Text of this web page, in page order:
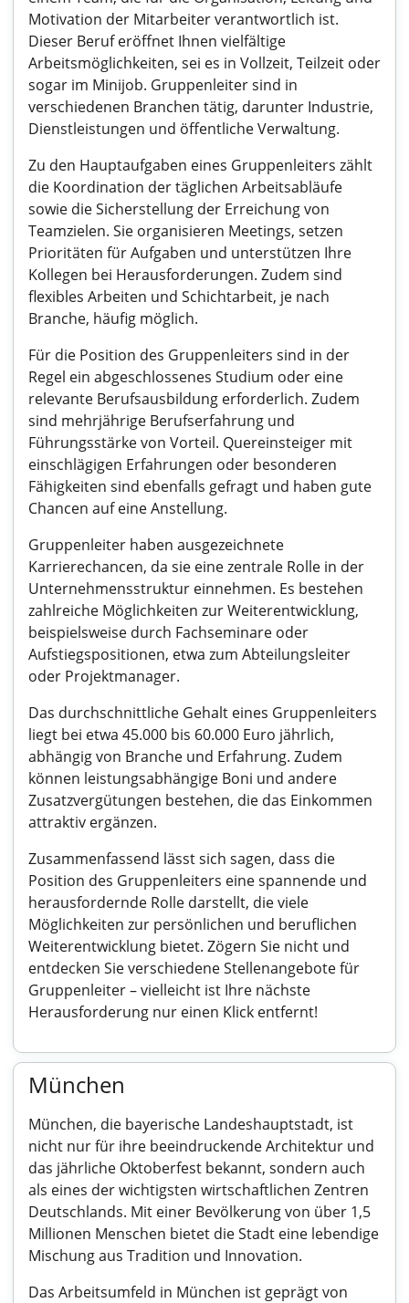
Motivation der Mitarbeiter verantwortlich ist.
Dieser Beruf eröffnet Ihnen vielfältige
Arbeitsmöglichkeiten, sei es in Vollzeit, Teilzeit oder
sogar im Minijob. Gruppenleiter sind in
verschiedenen Branchen tätig, darunter Industrie,
Dienstleistungen und öffentliche Verwaltung.
Zu den Hauptaufgaben eines Gruppenleiters zählt
die Koordination der täglichen Arbeitsabläufe
sowie die Sicherstellung der Erreichung von
Teamzielen. Sie organisieren Meetings, setzen
Prioritäten für Aufgaben und unterstützen Ihre
Kollegen bei Herausforderungen. Zudem sind
flexibles Arbeiten und Schichtarbeit, je nach
Branche, häufig möglich.
Für die Position des Gruppenleiters sind in der
Regel ein abgeschlossenes Studium oder eine
relevante Berufsausbildung erforderlich. Zudem
sind mehrjährige Berufserfahrung und
Führungsstärke von Vorteil. Quereinsteiger mit
einschlägigen Erfahrungen oder besonderen
Fähigkeiten sind ebenfalls gefragt und haben gute
Chancen auf eine Anstellung.
Gruppenleiter haben ausgezeichnete
Karrierechancen, da sie eine zentrale Rolle in der
Unternehmensstruktur einnehmen. Es bestehen
zahlreiche Möglichkeiten zur Weiterentwicklung,
beispielsweise durch Fachseminare oder
Aufstiegspositionen, etwa zum Abteilungsleiter
oder Projektmanager.
Das durchschnittliche Gehalt eines Gruppenleiters
liegt bei etwa 45.000 bis 60.000 Euro jährlich,
abhängig von Branche und Erfahrung. Zudem
können leistungsabhängige Boni und andere
Zusatzvergütungen bestehen, die das Einkommen
attraktiv ergänzen.
Zusammenfassend lässt sich sagen, dass die
Position des Gruppenleiters eine spannende und
herausfordernde Rolle darstellt, die viele
Möglichkeiten zur persönlichen und beruflichen
Weiterentwicklung bietet. Zögern Sie nicht und
entdecken Sie verschiedene Stellenangebote für
Gruppenleiter – vielleicht ist Ihre nächste
Herausforderung nur einen Klick entfernt!
München
München, die bayerische Landeshauptstadt, ist
nicht nur für ihre beeindruckende Architektur und
das jährliche Oktoberfest bekannt, sondern auch
als eines der wichtigsten wirtschaftlichen Zentren
Deutschlands. Mit einer Bevölkerung von über 1,5
Millionen Menschen bietet die Stadt eine lebendige
Mischung aus Tradition und Innovation.
Das Arbeitsumfeld in München ist geprägt von